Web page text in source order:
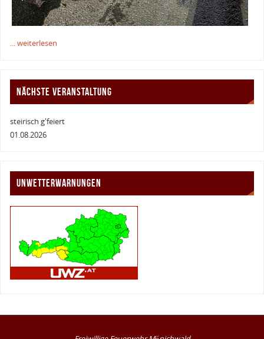
... weiterlesen
NÄCHSTE VERANSTALTUNG
steirisch g'feiert
01.08.2026
UNWETTERWARNUNGEN